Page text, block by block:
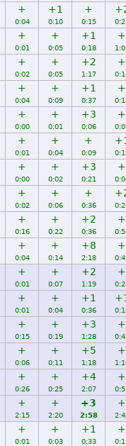
+
0:04
+1
0:10
+
0:15
+
0:01
+
0:05
+1
0:18
+
+
0:02
+
0:05
+2
1:17
+
+
0:04
+
0:09
+1
0:37
+
+
0:00
+
0:01
+3
0:06
+
+
0:01
+
0:04
+
0:09
+
0:00
+
0:02
+3
0:21
+
+
0:02
+
0:06
+
0:36
+
0:16
+
0:22
+2
0:36
+
+
0:04
+
0:14
+8
2:18
+
+
0:01
+
0:07
+2
1:19
+
+
0:01
+
0:04
+1
0:36
+
0:15
+
0:19
+3
1:28
+
+
0:06
+
0:11
+5
1:18
+
+
0:26
+
0:25
+4
2:07
+
+
2:15
+
2:20
+3
2:58
+
+
0:01
+
0:03
+1
0:33
+